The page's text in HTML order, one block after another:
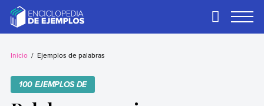
contentEjemplos
Necesitas ejemplos.
Primary
Inicio Ejemplos de palabras
100 EJEMPLOS DE